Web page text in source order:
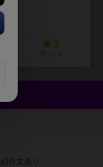
2
持ってる
紹介文あり